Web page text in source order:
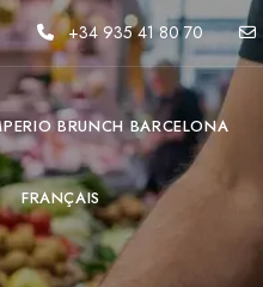
+34 935 41 80 70
BRUNCH BARCELONA
FRANÇAIS